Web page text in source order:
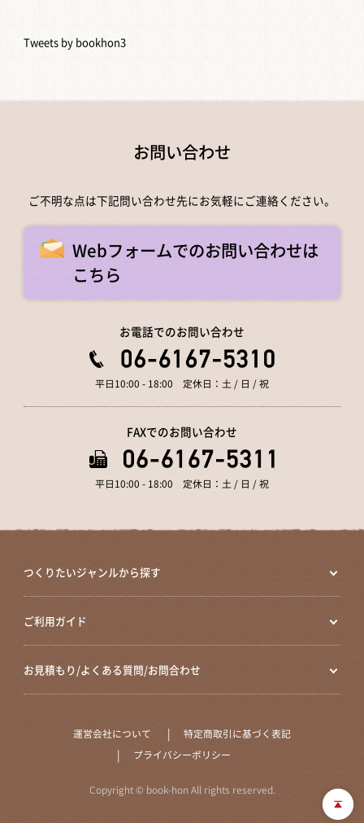
Tweets by bookhon3
お問い合わせ
ご不明な点は下記問い合わせ先にお気軽にご連絡ください。
Webフォームでのお問い合わせは
こちら
お電話でのお問い合わせ
平日10:00 - 18:00 定休日：土 / 日 / 祝
FAXでのお問い合わせ
平日10:00 - 18:00 定休日：土 / 日 / 祝
つくりたいジャンルから探す
ご利用ガイド
お見積もり/よくある質問/お問合わせ
運営会社について 特定商取引に基づく表記
プライバシーポリシー
Copyright © book-hon All rights reserved.